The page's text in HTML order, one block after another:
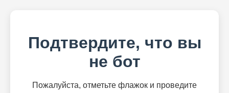
Подтвердите, что вы
не бот
Пожалуйста, отметьте флажок и проведите